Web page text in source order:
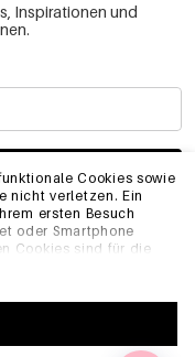
Cookies sowie
nicht verletzen. Ein
ersten Besuch
oder Smartphone
Cookies sind für die
und z.B. Ihre
ermöglichen es uns
dass Sie
Inspirationen und